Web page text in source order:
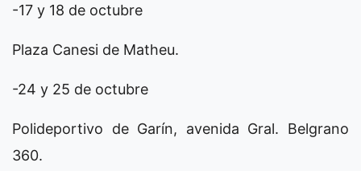
-17 y 18 de octubre
Plaza Canesi de Matheu.
-24 y 25 de octubre
Polideportivo de Garín, avenida Gral. Belgrano
360.